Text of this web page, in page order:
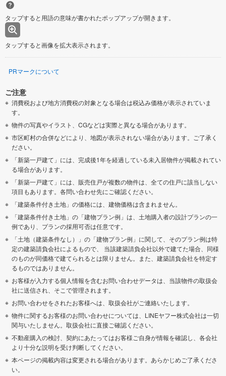
タップすると用語の意味が書かれたポップアップが開きます。
タップすると画像を拡大表示されます。
PRマークについて
ご注意
消費税および地方消費税の対象となる場合は税込み価格が表示されていま
す。
物件の写真やイラスト、CGなどは実際と異なる場合があります。
市区町村の合併などにより、地図が表示されない場合があります。ご了承く
ださい。
「新築一戸建て」には、完成後1年を経過している未入居物件が掲載されてい
る場合があります。
「新築一戸建て」には、販売住戸が複数の物件は、全ての住戸に該当しない
項目もあります。各問い合わせ先にご確認ください。
「建築条件付き土地」の価格には、建物価格は含まれません。
「建築条件付き土地」の「建物プラン例」は、土地購入者の設計プランの一
例であり、プランの採用可否は任意です。
「土地（建築条件なし）」の「建物プラン例」に関して、そのプラン例は特
定の建築請負会社によるもので、 当該建築請負会社以外で建てた場合、同様
のものが同価格で建てられるとは限りません。また、建築請負会社を特定す
るものではありません。
お客様が入力する個人情報を含むお問い合わせデータは、当該物件の取扱会
社に送信され、そこで管理されます。
お問い合わせをされたお客様へは、取扱会社がご連絡いたします。
物件に関するお客様のお問い合わせについては、LINEヤフー株式会社は一切
関与いたしません。取扱会社に直接ご確認ください。
不動産購入の検討、契約にあたってはお客様ご自身が情報を確認し、各会社
より十分な説明を受け判断してください。
本ページの掲載内容は変更される場合があります。あらかじめご了承くださ
い。